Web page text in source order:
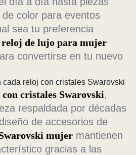
color para eventos
sea tu preferencia
reloj de lujo para mujer
convertirse en tu nuevo
reloj con cristales Swarovski
cristales Swarovski,
respaldada por décadas
de accesorios de
mujer mantienen
gracias a las